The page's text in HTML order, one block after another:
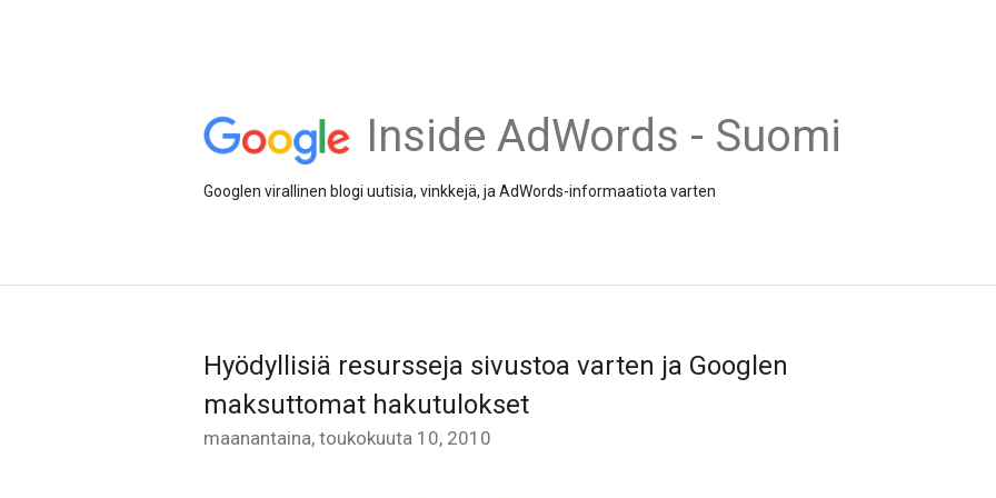
Inside AdWords - Suomi
Googlen virallinen blogi uutisia, vinkkejä, ja AdWords-informaatiota varten
Hyödyllisiä resursseja sivustoa varten ja Googlen
maksuttomat hakutulokset
maanantaina, toukokuuta 10, 2010